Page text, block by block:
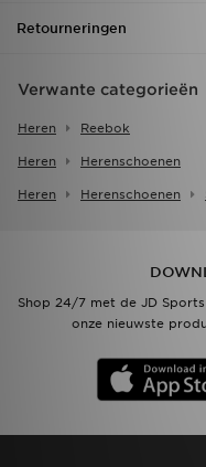
Retourneringen
Verwante categorieën
Heren Reebok
Heren Herenschoenen
Heren Herenschoenen
Shop 24/7 met de JD
onze nieuwste